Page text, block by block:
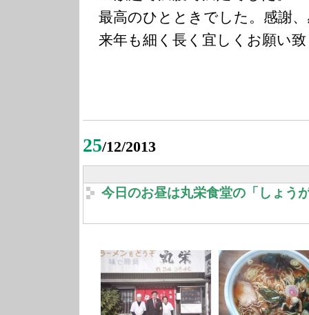
最高のひとときでした。感謝
来年も細く長く宜しくお願い
25/12/2013
今日のお昼は丸栄食堂の「しょう